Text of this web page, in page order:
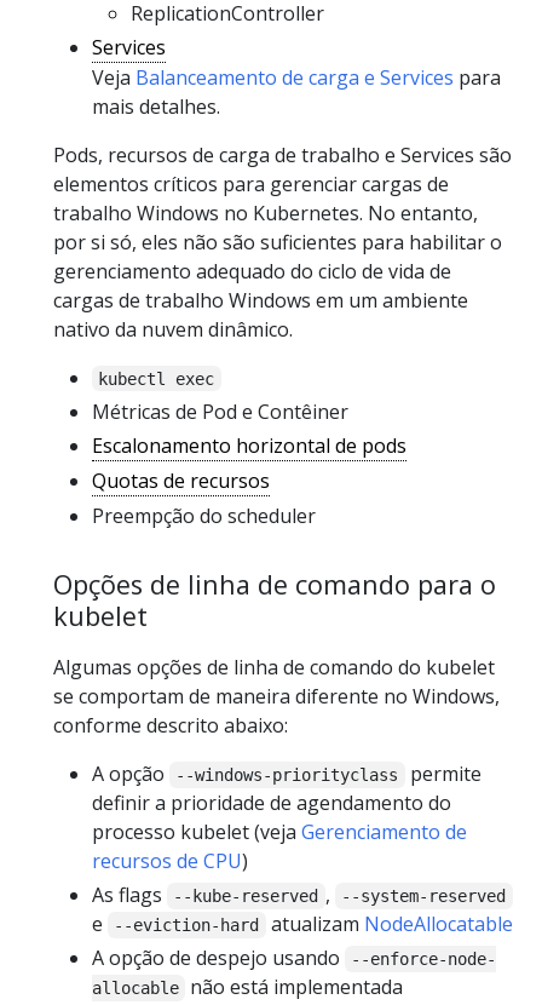
ReplicationController
Services
Veja Balanceamento de carga e Services para
mais detalhes.
Pods, recursos de carga de trabalho e Services são
elementos críticos para gerenciar cargas de
trabalho Windows no Kubernetes. No entanto,
por si só, eles não são suficientes para habilitar o
gerenciamento adequado do ciclo de vida de
cargas de trabalho Windows em um ambiente
nativo da nuvem dinâmico.
kubectl exec
Métricas de Pod e Contêiner
Escalonamento horizontal de pods
Quotas de recursos
Preempção do scheduler
Opções de linha de comando para o
kubelet
Algumas opções de linha de comando do kubelet
se comportam de maneira diferente no Windows,
conforme descrito abaixo:
A opção
--windows-priorityclass
permite
definir a prioridade de agendamento do
processo kubelet (veja Gerenciamento de
recursos de CPU)
As flags
--kube-reserved , --system-reserved
e --eviction-hard atualizam NodeAllocatable
A opção de despejo usando
--enforce-node-
allocable
não está implementada